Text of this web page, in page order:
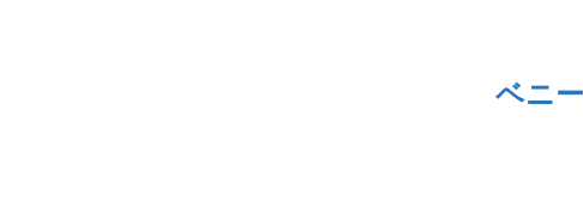
ベニ